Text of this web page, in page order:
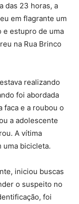
das 23 horas, a
em flagrante um
e estupro de uma
na Rua Brinco
realizando
foi abordada
faca e a roubou o
a adolescente
A vítima
uma bicicleta.
iniciou buscas
o suspeito no
foi